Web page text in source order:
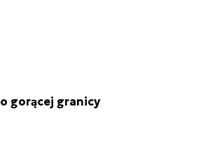
gorącej granicy